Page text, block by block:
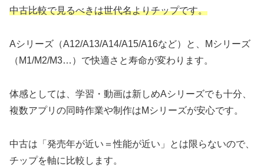
中古比較で見るべきは世代名よりチップです。
Aシリーズ（A12/A13/A14/A15/A16など）と、Mシリーズ
（M1/M2/M3…）で快適さと寿命が変わります。
体感としては、学習・動画は新しめAシリーズでも十分、
複数アプリの同時作業や制作はMシリーズが安心です。
中古は「発売年が近い＝性能が近い」とは限らないので、
チップを軸に比較します。